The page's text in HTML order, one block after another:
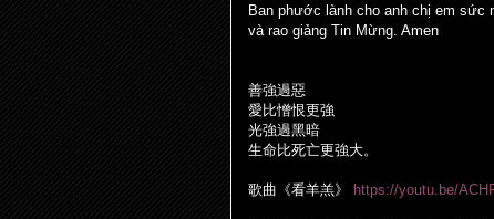
Ban phước lành cho anh chị em sức
và rao giảng Tin Mừng. Amen
善強過惡
愛比憎恨更強
光強過黑暗
生命比死亡更強大。
歌曲《看羊羔》 https://youtu.be/